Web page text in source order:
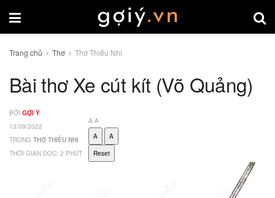
Trang chủ Thơ Thơ Thiếu Nhi
Bài thơ Xe cút kít (Võ Quảng)
BỞI GỢI Ý
13/09/2022
TRONG THƠ THIẾU NHI
THỜI GIAN ĐỌC: 2 PHÚT
A A
A
A
Reset